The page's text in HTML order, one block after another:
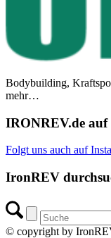
Bodybuilding,
mehr…
IRONREV.de auf
Folgt uns auch auf
IronREV
© copyright by